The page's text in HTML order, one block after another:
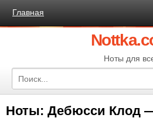
Главная
Ноты для
Ноты: Дебюсси Клод